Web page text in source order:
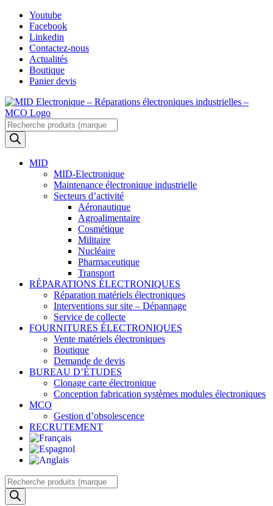
Skip
content
Youtube
Facebook
Linkedin
Contactez-nous
Actualités
Boutique
Panier devis
Recherche
de
produits
MID
MID-Electronique
Maintenance électronique industrielle
Secteurs d’activité
Aéronautique
Agroalimentaire
Cosmétique
Militaire
Nucléaire
Pharmaceutique
Transport
RÉPARATIONS ÉLECTRONIQUES
Réparation matériels électroniques
Interventions sur site – Dépannage
Service de collecte
FOURNITURES ÉLECTRONIQUES
Vente matériels électroniques
Boutique
Demande de devis
BUREAU D’ÉTUDES
Clonage carte électronique
Conception fabrication systèmes modules électroniques
MCO
Gestion d’obsolescence
RECRUTEMENT
Recherche
de
produits